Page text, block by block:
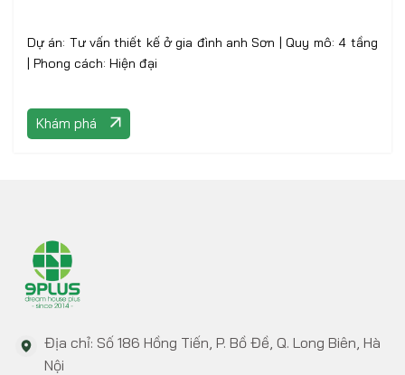
Dự án: Tư vấn thiết kế ở gia đình anh Sơn | Quy mô: 4 tầng
| Phong cách: Hiện đại
Khám phá
Địa chỉ: Số 186 Hồng Tiến, P. Bồ Đề, Q. Long Biên, Hà
Nội